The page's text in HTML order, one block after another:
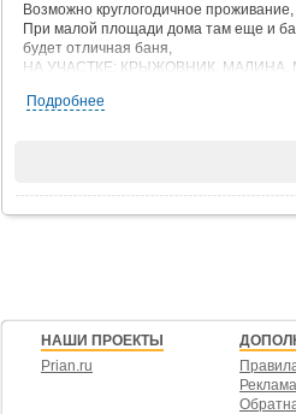
Возможно круглогодичное
При малой площади дома там еще и
будет отличная баня,
НА УЧАСТКЕ: КРЫЖОВНИК,
Подробнее
НАШИ ПРОЕКТЫ
Prian.ru